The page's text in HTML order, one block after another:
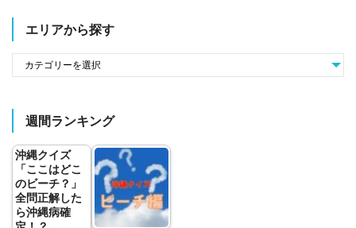
エリアから探す
週間ランキング
沖縄クイズ
「ここはどこ
のビーチ？」
全問正解した
ら沖縄病確